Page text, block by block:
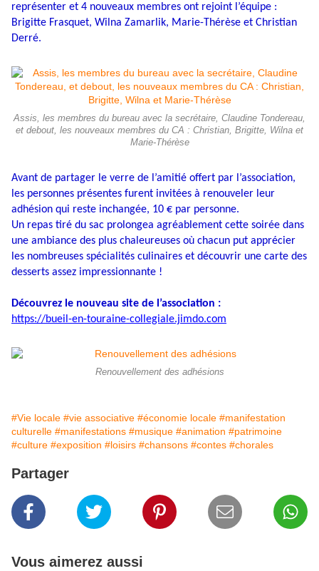
représenter et 4 nouveaux membres ont rejoint l’équipe :
Brigitte Frasquet, Wilna Zamarlik, Marie-Thérèse et Christian
Derré.
Assis, les membres du bureau avec la secrétaire, Claudine Tondereau,
et debout, les nouveaux membres du CA : Christian, Brigitte, Wilna et
Marie-Thérèse
Avant de partager le verre de l’amitié offert par l’association,
les personnes présentes furent invitées à renouveler leur
adhésion qui reste inchangée, 10 € par personne.
Un repas tiré du sac prolongea agréablement cette soirée dans
une ambiance des plus chaleureuses où chacun put apprécier
les nombreuses spécialités culinaires et découvrir une carte des
desserts assez impressionnante !
Découvrez le nouveau site de l’association :
https://bueil-en-touraine-collegiale.jimdo.com
Renouvellement des adhésions
#Vie locale #vie associative #économie locale #manifestation
culturelle #manifestations #musique #animation #patrimoine
#culture #exposition #loisirs #chansons #contes #chorales
Partager
Vous aimerez aussi